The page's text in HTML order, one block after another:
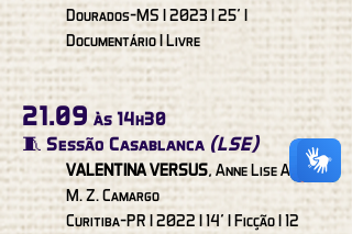
Dourados-MS I 2023 I 25’ I
Documentário I Livre
21.09 às 14h30
🧵 Sessão Casablanca (LSE)
VALENTINA VERSUS, Anne Lise Ale e E.
M. Z. Camargo
Curitiba-PR I 2022 I 14’ I Ficção I 12